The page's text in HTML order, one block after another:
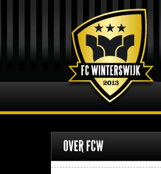
OVER FCW